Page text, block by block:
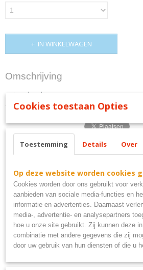
IN WINKELWAGEN
Omschrijving
entree bord
Ook interessant
Cookies toestaan Opties
Toestemming Details Over
Op deze website worden cookies
Cookies worden door ons gebruikt voor
aanbieden van sociale media-functies en
informatie en advertenties. Daarnaast
media-, advertentie- en analysepartners
hoe u onze site gebruikt. Zij kunnen deze
combinatie met andere gegevens die zij
door uw gebruik van hun diensten of die u